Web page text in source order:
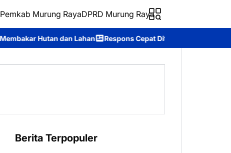
Pemkab Murung RayaDPRD Murung Raya
Respons Cepat Ditsamapta Polda Kalteng Tangani Karhutla di
Berita Terpopuler